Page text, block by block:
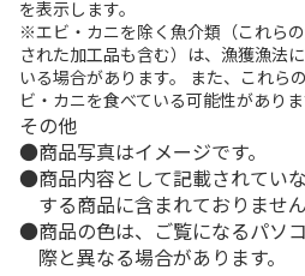
を表示します。
※エビ・カニを除く魚介類（これら
された加工品も含む）は、漁獲漁法
いる場合があります。 また、これら
ビ・カニを食べている可能性がありま
その他
商品写真はイメージです。
商品内容として記載されてい
する商品に含まれておりません
商品の色は、ご覧になるパソ
際と異なる場合があります。